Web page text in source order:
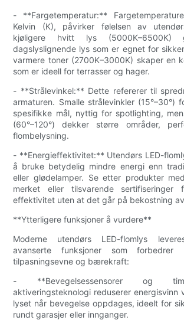
- **Fargetemperatur:**
Kelvin (K), påvirker følelsen av
kjøligere hvitt lys
dagslyslignende lys som er egnet for
varmere toner (2700K–3000K) skaper en
som er ideell for terrasser og hager.
- **Strålevinkel:** Dette refererer til
armaturen. Smalle strålevinkler (15°–30°)
spesifikke mål, nyttig for spotlighting,
(60°–120°) dekker større områder,
flombelysning.
- **Energieffektivitet:** Utendørs LED-
å bruke betydelig mindre energi enn
eller glødelamper. Se etter produkter med
merket eller tilsvarende
effektivitet uten at det går på bekostning
**Ytterligere funksjoner å vurdere**
Moderne utendørs LED-flomlys
avanserte funksjoner som forbedrer
tilpasningsevne og bærekraft:
- **Bevegelsessensorer og
aktiveringsteknologi reduserer energisvinn
lyset når bevegelse oppdages, ideelt for
rundt garasjer eller innganger.